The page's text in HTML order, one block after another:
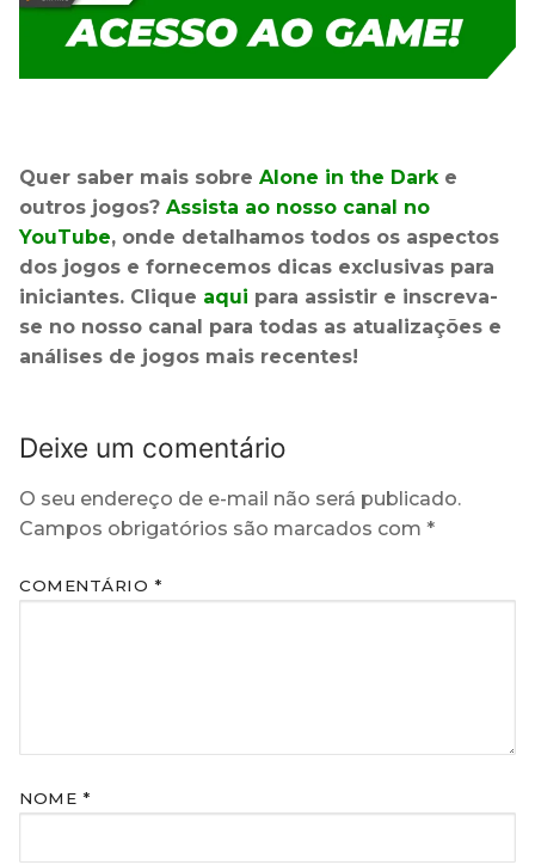
Quer saber mais sobre Alone in the Darke
outros jogos? Assista ao nosso canal no
YouTube, onde detalhamos todos os aspectos
dos jogos e fornecemos dicas exclusivas para
iniciantes. Clique aqui para assistir e inscreva-
se no nosso canal para todas as atualizações e
análises de jogos mais recentes!
Deixe um comentário
O seu endereço de e-mail não será publicado.
Campos obrigatórios são marcados com *
COMENTÁRIO *
NOME *